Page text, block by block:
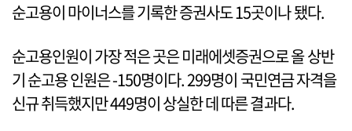
순고용이 마이너스를 기록한 증권사도 15곳이나 됐다.
순고용인원이 가장 적은 곳은 미래에셋증권으로 올 상반
기 순고용 인원은 -150명이다. 299명이 국민연금 자격을
신규 취득했지만 449명이 상실한 데 따른 결과다.